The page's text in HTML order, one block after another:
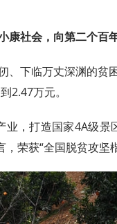
康社会，向第二个百
、下临万丈深渊的贫
2.47万元。
业，打造国家4A级
荣获“全国脱贫攻坚